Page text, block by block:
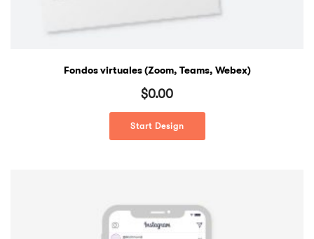
Fondos virtuales (Zoom, Teams, Webex)
$0.00
Start Design